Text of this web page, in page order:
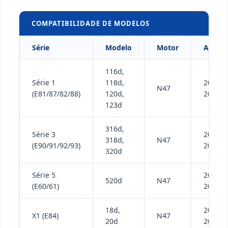
COMPATIBILIDADE DE MODELOS
Série Modelo Motor Ano
Série 1
(E81/87/82/88)
116d,
118d,
120d,
123d
N47
2006-
2013
Série 3
(E90/91/92/93)
316d,
318d,
320d
N47
2007-
2013
Série 5
(E60/61)
520d N47
2006-
2010
X1 (E84)
18d,
20d
N47
2008-
2012